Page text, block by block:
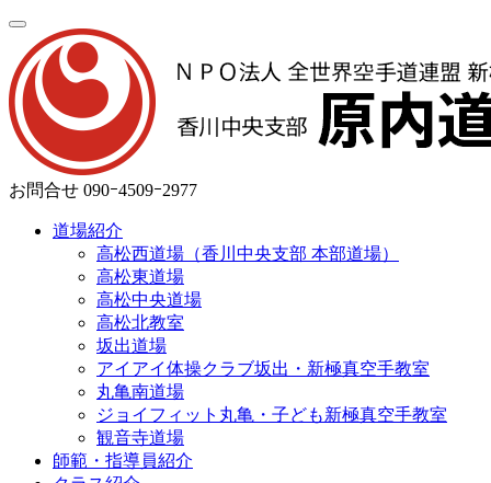
お問合せ 090ｰ4509ｰ2977
道場紹介
高松西道場（香川中央支部 本部道場）
高松東道場
高松中央道場
高松北教室
坂出道場
アイアイ体操クラブ坂出・新極真空手教室
丸亀南道場
ジョイフィット丸亀・子ども新極真空手教室
観音寺道場
師範・指導員紹介